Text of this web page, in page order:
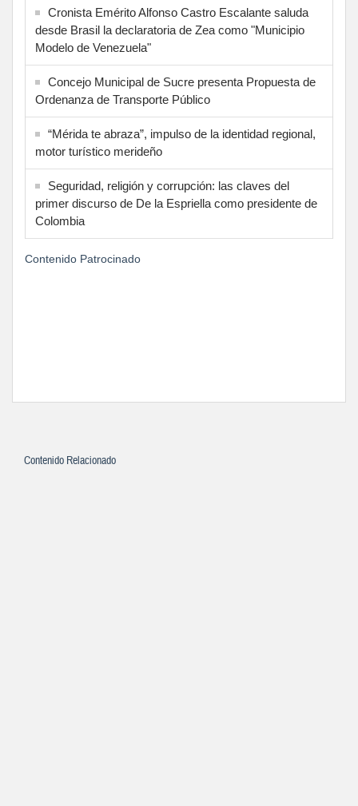
Cronista Emérito Alfonso Castro Escalante saluda
desde Brasil la declaratoria de Zea como "Municipio
Modelo de Venezuela"
Concejo Municipal de Sucre presenta Propuesta de
Ordenanza de Transporte Público
“Mérida te abraza”, impulso de la identidad regional,
motor turístico merideño
Seguridad, religión y corrupción: las claves del
primer discurso de De la Espriella como presidente de
Colombia
Contenido Patrocinado
Contenido Relacionado